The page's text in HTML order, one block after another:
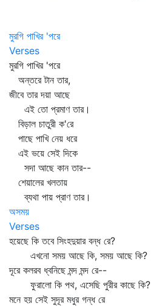
মুরগি পাখির 'পরে
Verses
মুরগি পাখির 'পরে
অন্তরে টান তার,
জীবে তার দয়া আছে
এই তো প্রমাণ তার।
বিড়াল চাতুরী ক'রে
পাছে পাখি নেয় ধরে
এই ভয়ে সেই দিকে
সদা আছে কান তার--
শেয়ালের খলতায়
ব্যথা পায় প্রাণ তার।
অসময়
Verses
হয়েছে কি তবে সিংহদুয়ার বন্ধ রে?
এখনো সময় আছে কি, সময় আছে কি?
দূরে কলরব ধ্বনিছে মন্দ মন্দ রে--
ফুরালো কি পথ, এসেছি পুরীর কাছে কি?
মনে হয় সেই সুদূর মধুর গন্ধ রে